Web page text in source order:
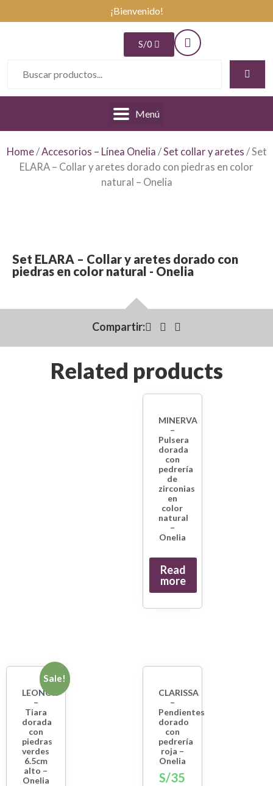
¡Bienvenido!
S/0
Menú
Home/Accesorios – Línea Onelia /Set collar y aretes / Set
ELARA – Collar y aretes dorado con piedras en color
natural – Onelia
Set ELARA – Collar y aretes dorado con
piedras en color natural - Onelia
Compartir:
Related products
MINERVA
–
Pulsera
dorada
con
pedrería
de
zirconias
en
color
natural
–
Onelia
Read
more
Sale!
LEONOR
–
Tiara
dorada
con
piedras
verdes
6.5cm
alto –
Onelia
CLARISSA
–
Pendientes
dorado
con
pedrería
roja –
Onelia
S/35